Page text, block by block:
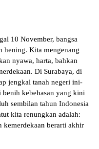
10 November, bangsa
hening. Kita mengenang
nyawa, harta, bahkan
Di Surabaya, di
jengkal tanah negeri ini-
benih kebebasan yang kini
sembilan tahun Indonesia
kita renungkan adalah:
kemerdekaan berarti akhir